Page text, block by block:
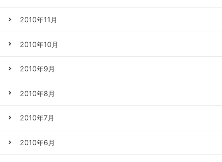
2010年11月
2010年10月
2010年9月
2010年8月
2010年7月
2010年6月